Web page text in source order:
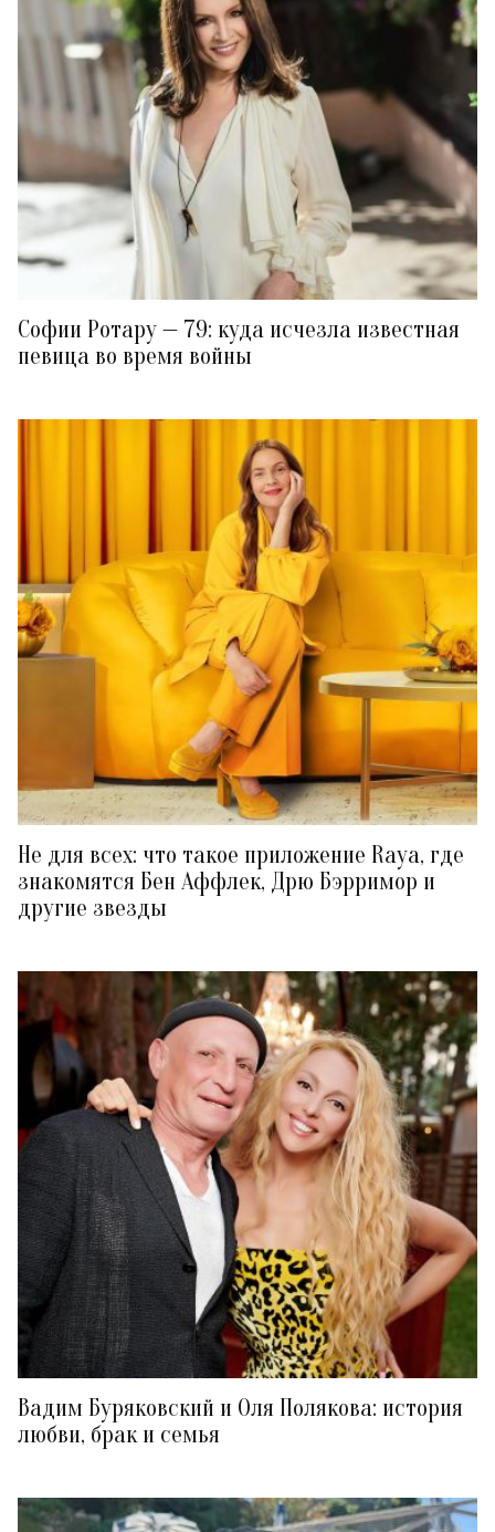
Софии Ротару — 79: куда исчезла известная
певица во время войны
Не для всех: что такое приложение Raya, где
знакомятся Бен Аффлек, Дрю Бэрримор и
другие звезды
Вадим Буряковский и Оля Полякова: история
любви, брак и семья